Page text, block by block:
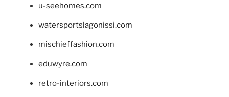
u-seehomes.com
watersportslagonissi.com
mischieffashion.com
eduwyre.com
retro-interiors.com